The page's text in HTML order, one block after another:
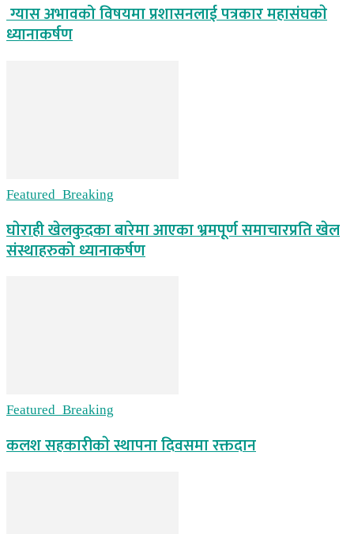
ग्यास अभावको विषयमा प्रशासनलाई पत्रकार महासंघकाे
ध्यानाकर्षण
Featured_Breaking
घाेराही खेलकुदका बारेमा आएका भ्रमपूर्ण समाचारप्रति खेल
संस्थाहरुको ध्यानाकर्षण
Featured_Breaking
कलश सहकारीकाे स्थापना दिवसमा रक्तदान